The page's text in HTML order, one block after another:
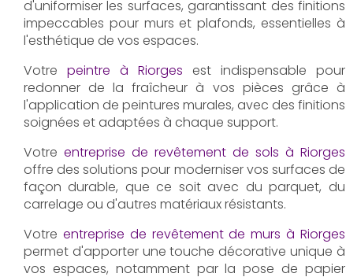
d'uniformiser les surfaces, garantissant des finitions
impeccables pour murs et plafonds, essentielles à
l'esthétique de vos espaces.
Votre peintre à Riorges est indispensable pour
redonner de la fraîcheur à vos pièces grâce à
l'application de peintures murales, avec des finitions
soignées et adaptées à chaque support.
Votre entreprise de revêtement de sols à Riorges
offre des solutions pour moderniser vos surfaces de
façon durable, que ce soit avec du parquet, du
carrelage ou d'autres matériaux résistants.
Votre entreprise de revêtement de murs à Riorges
permet d'apporter une touche décorative unique à
vos espaces, notamment par la pose de papier